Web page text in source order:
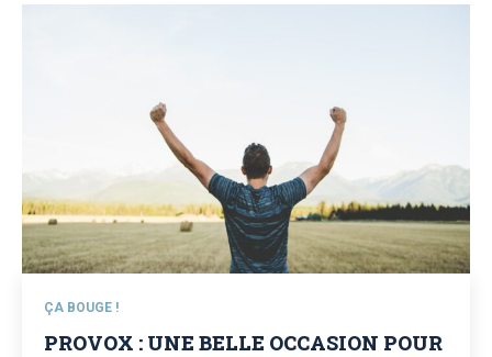
ÇA BOUGE !
PROVOX : UNE BELLE OCCASION POUR